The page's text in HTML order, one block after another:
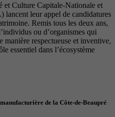
et Culture Capitale-Nationale et
leur appel de candidatures
Remis tous les deux ans,
ou d’organismes qui
respectueuse et inventive,
essentiel dans l’écosystème
de la Côte-de-Beaupré